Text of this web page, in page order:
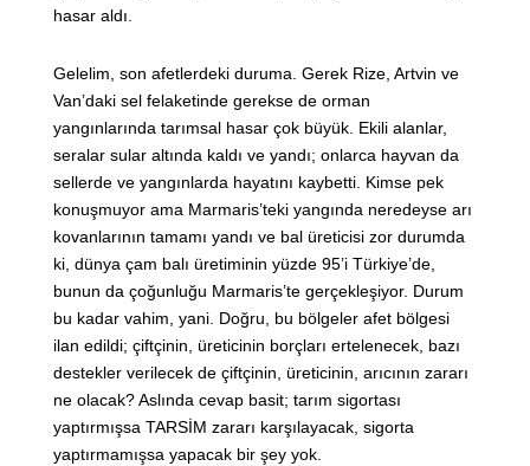
hasar aldı.
Gelelim, son afetlerdeki duruma. Gerek Rize, Artvin ve
Van’daki sel felaketinde gerekse de orman
yangınlarında tarımsal hasar çok büyük. Ekili alanlar,
seralar sular altında kaldı ve yandı; onlarca hayvan da
sellerde ve yangınlarda hayatını kaybetti. Kimse pek
konuşmuyor ama Marmaris’teki yangında neredeyse arı
kovanlarının tamamı yandı ve bal üreticisi zor durumda
ki, dünya çam balı üretiminin yüzde 95’i Türkiye’de,
bunun da çoğunluğu Marmaris’te gerçekleşiyor. Durum
bu kadar vahim, yani. Doğru, bu bölgeler afet bölgesi
ilan edildi; çiftçinin, üreticinin borçları ertelenecek, bazı
destekler verilecek de çiftçinin, üreticinin, arıcının zararı
ne olacak? Aslında cevap basit; tarım sigortası
yaptırmışsa TARSİM zararı karşılayacak, sigorta
yaptırmamışsa yapacak bir şey yok.